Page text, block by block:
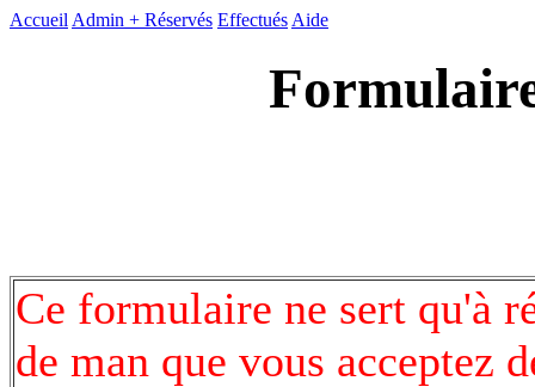
Accueil Admin + Réservés Effectués Aide
Ce formulaire ne sert qu'à
de man que vous acceptez